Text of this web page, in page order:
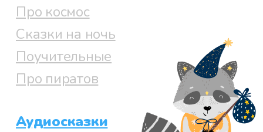
Про космос
Сказки на ночь
Поучительные
Про пиратов
Аудиосказки